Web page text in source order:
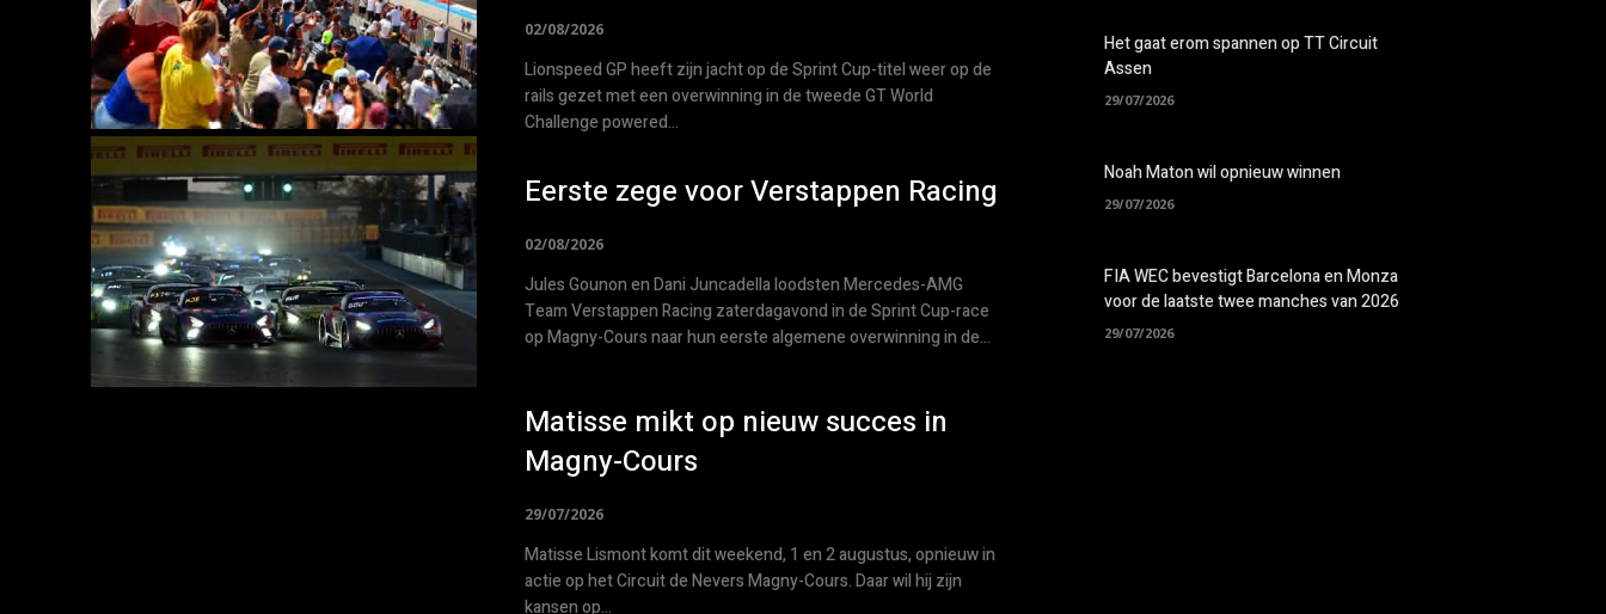
02/08/2026
Lionspeed GP heeft zijn jacht op de Sprint Cup-titel weer op de
rails gezet met een overwinning in de tweede GT World
Challenge powered...
Eerste zege voor Verstappen Racing
02/08/2026
Jules Gounon en Dani Juncadella loodsten Mercedes-AMG
Team Verstappen Racing zaterdagavond in de Sprint Cup-race
op Magny-Cours naar hun eerste algemene overwinning in de...
Matisse mikt op nieuw succes in
Magny-Cours
29/07/2026
Matisse Lismont komt dit weekend, 1 en 2 augustus, opnieuw in
actie op het Circuit de Nevers Magny-Cours. Daar wil hij zijn
kansen op...
Het gaat erom spannen op TT Circuit
Assen
29/07/2026
Noah Maton wil opnieuw winnen
29/07/2026
FIA WEC bevestigt Barcelona en Monza
voor de laatste twee manches van 2026
29/07/2026